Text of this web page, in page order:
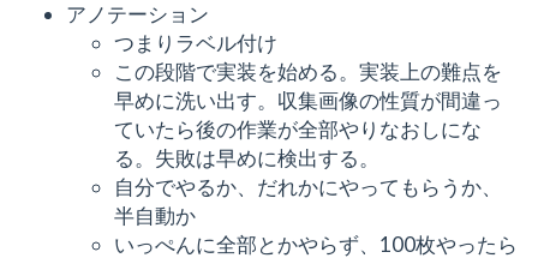
アノテーション
つまりラベル付け
この段階で実装を始める。実装上の難点を
早めに洗い出す。収集画像の性質が間違っ
ていたら後の作業が全部やりなおしにな
る。失敗は早めに検出する。
自分でやるか、だれかにやってもらうか、
半自動か
いっぺんに全部とかやらず、100枚やったら